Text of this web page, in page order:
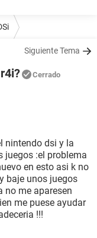
Siguiente Tema
Cerrado
nintendo dsi y la
juegos :el problema
en esto asi k no
baje unos juegos
no me aparesen
me puese ayudar
!!!